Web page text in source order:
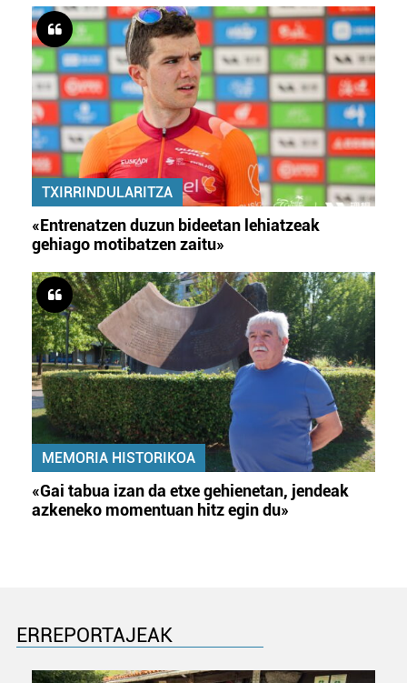
TXIRRINDULARITZA
«Entrenatzen duzun bideetan lehiatzeak
gehiago motibatzen zaitu»
MEMORIA HISTORIKOA
«Gai tabua izan da etxe gehienetan, jendeak
azkeneko momentuan hitz egin du»
ERREPORTAJEAK